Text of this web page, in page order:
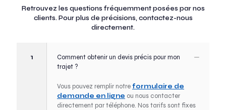
Retrouvez les questions fréquemment posées par nos
clients. Pour plus de précisions, contactez-nous
directement.
1
Comment obtenir un devis précis pour mon
trajet ?
Vous pouvez remplir notreformulaire de
demande en ligne ou nous contacter
directement par téléphone. Nos tarifs sont fixes